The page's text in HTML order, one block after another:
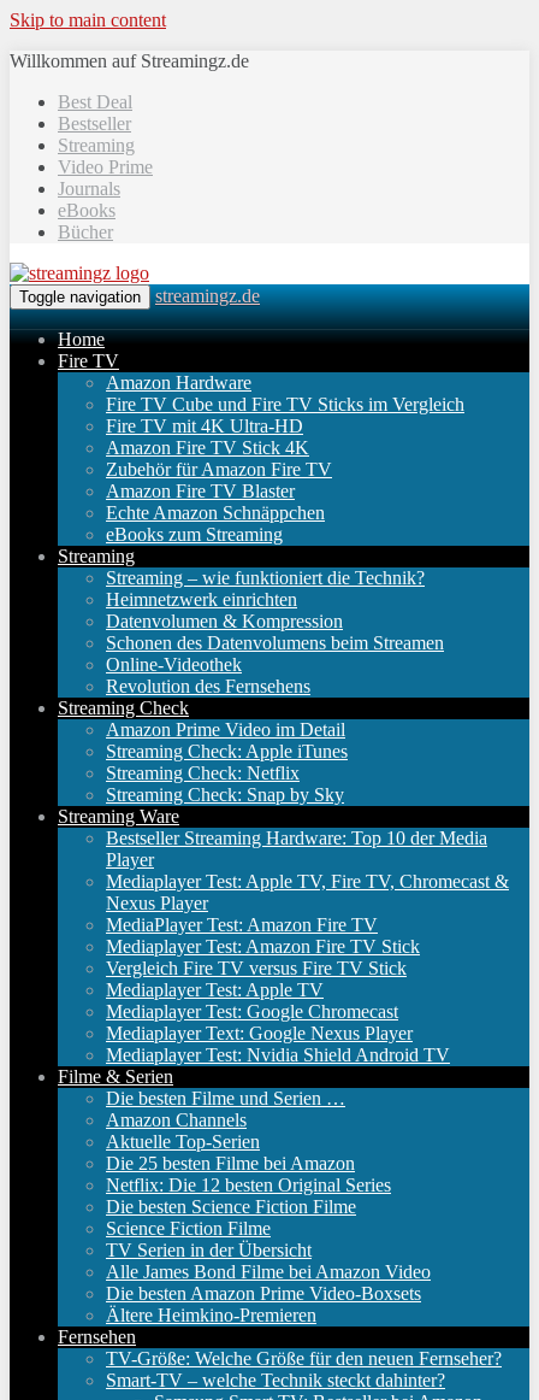
Skip to main content
Willkommen auf Streamingz.de
Best Deal
Bestseller
Streaming
Video Prime
Journals
eBooks
Bücher
Toggle navigation streamingz.de
Home
Fire TV
Amazon Hardware
Fire TV Cube und Fire TV Sticks im Vergleich
Fire TV mit 4K Ultra-HD
Amazon Fire TV Stick 4K
Zubehör für Amazon Fire TV
Amazon Fire TV Blaster
Echte Amazon Schnäppchen
eBooks zum Streaming
Streaming
Streaming – wie funktioniert die Technik?
Heimnetzwerk einrichten
Datenvolumen & Kompression
Schonen des Datenvolumens beim Streamen
Online-Videothek
Revolution des Fernsehens
Streaming Check
Amazon Prime Video im Detail
Streaming Check: Apple iTunes
Streaming Check: Netflix
Streaming Check: Snap by Sky
Streaming Ware
Bestseller Streaming Hardware: Top 10 der Media
Player
Mediaplayer Test: Apple TV, Fire TV, Chromecast &
Nexus Player
MediaPlayer Test: Amazon Fire TV
Mediaplayer Test: Amazon Fire TV Stick
Vergleich Fire TV versus Fire TV Stick
Mediaplayer Test: Apple TV
Mediaplayer Test: Google Chromecast
Mediaplayer Text: Google Nexus Player
Mediaplayer Test: Nvidia Shield Android TV
Filme & Serien
Die besten Filme und Serien …
Amazon Channels
Aktuelle Top-Serien
Die 25 besten Filme bei Amazon
Netflix: Die 12 besten Original Series
Die besten Science Fiction Filme
Science Fiction Filme
TV Serien in der Übersicht
Alle James Bond Filme bei Amazon Video
Die besten Amazon Prime Video-Boxsets
Ältere Heimkino-Premieren
Fernsehen
TV-Größe: Welche Größe für den neuen Fernseher?
Smart-TV – welche Technik steckt dahinter?